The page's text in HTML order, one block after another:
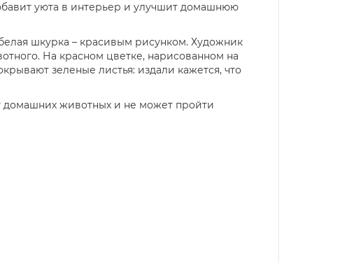
уюта в интерьер и улучшит домашнюю
шкурка – красивым рисунком. Художник
На красном цветке, нарисованном на
зеленые листья: издали кажется, что
домашних животных и не может пройти